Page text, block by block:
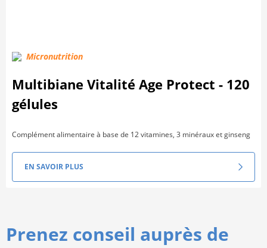
Micronutrition
Multibiane Vitalité Age Protect - 120
gélules
Complément alimentaire à base de 12 vitamines, 3 minéraux et ginseng
EN SAVOIR PLUS
Prenez conseil auprès de